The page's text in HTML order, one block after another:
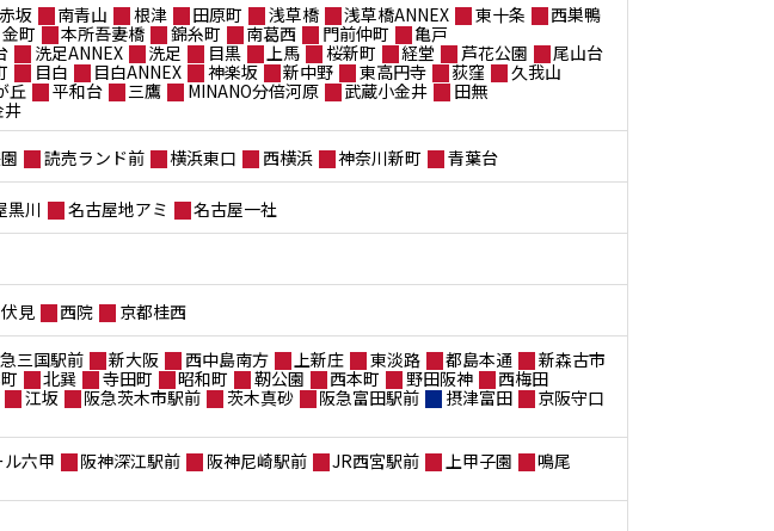
赤坂 南青山 根津 田原町 浅草橋 浅草橋ANNEX 東十条
西巣鴨
金町 本所吾妻橋 錦糸町 南葛西 門前仲町
亀戸
洗足ANNEX 洗足 目黒 上馬 桜新町 経堂 芦花公園
尾山台
目白 目白ANNEX 神楽坂 新中野 東高円寺 荻窪
久我山
丘 平和台 三鷹 MINANO分倍河原 武蔵小金井
田無
井
読売ランド前 横浜東口 西横浜 神奈川新町 青葉台
黒川 名古屋地アミ 名古屋一社
伏見 西院 京都桂西
三国駅前 新大阪 西中島南方 上新庄 東淡路 都島本通
新森古市
北巽 寺田町 昭和町 靭公園 西本町 野田阪神
西梅田
江坂 阪急茨木市駅前 茨木真砂 阪急富田駅前 摂津富田
京阪守口
六甲 阪神深江駅前 阪神尼崎駅前 JR西宮駅前 上甲子園
鳴尾